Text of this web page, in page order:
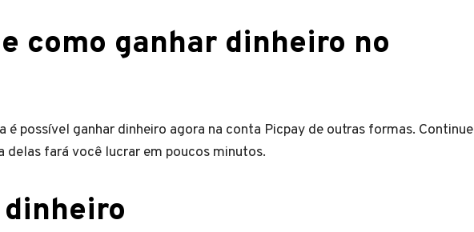
como ganhar dinheiro no
é possível ganhar dinheiro agora na conta Picpay de outras formas. Continue
delas fará você lucrar em poucos minutos.
dinheiro